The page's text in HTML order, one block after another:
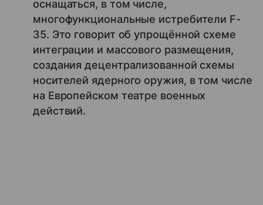
оснащаться, в том числе,
многофункциональные истребители F-
35. Это говорит об упрощённой схеме
интеграции и массового размещения,
создания децентрализованной схемы
носителей ядерного оружия, в том числе
на Европейском театре военных
действий.